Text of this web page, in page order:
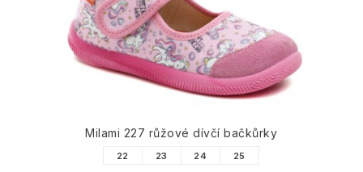
Milami 227 růžové dívčí bačkůrky
22 23 24 25